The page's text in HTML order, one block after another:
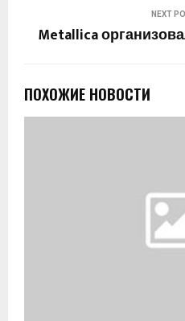
NEXT
Metallica
ПОХОЖИЕ НОВОСТИ